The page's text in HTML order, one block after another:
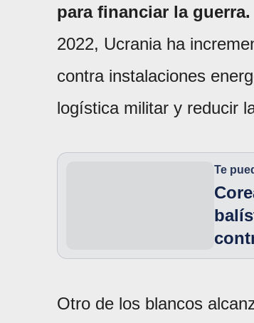
para financiar la guerra.
2022, Ucrania ha
contra instalaciones
logística militar y reducir
Te
Otro de los blancos